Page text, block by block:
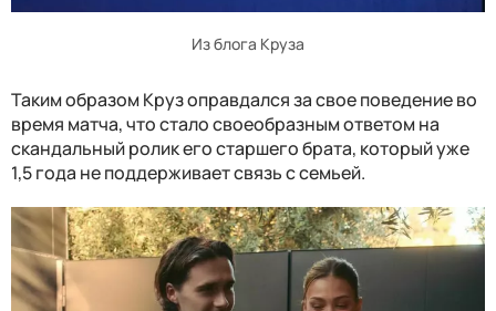
Из блога Круза
Таким образом Круз оправдался за свое поведение во
время матча, что стало своеобразным ответом на
скандальный ролик его старшего брата, который уже
1,5 года не поддерживает связь с семьей.